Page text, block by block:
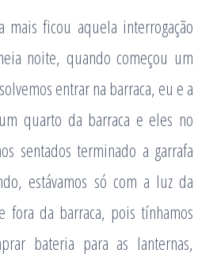
mais ficou aquela interrogação
noite, quando começou um
entrar na barraca, eu e a
quarto da barraca e eles no
sentados terminado a garrafa
estávamos só com a luz da
fora da barraca, pois tínhamos
bateria para as lanternas,